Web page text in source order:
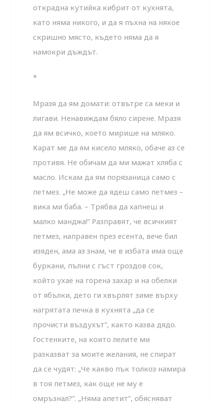
открадна кутийка кибрит от кухнята,
като няма никого, и да я пъхна на някое
скришно място, където няма да я
намокри дъждът.
*
Мразя да ям домати: отвътре са меки и
лигави. Ненавиждам бяло сирене. Мразя
да ям всичко, което мирише на мляко.
Карат ме да ям кисело мляко, обаче аз се
противя. Не обичам да ми мажат хляба с
масло. Искам да ям порязаница само с
петмез. „Не може да ядеш само петмез –
вика ми баба. – Трябва да хапнеш и
малко манджа!” Разправят, че всичкият
петмез, направен през есента, вече бил
изяден, ама аз знам, че в избата има още
буркани, пълни с гъст гроздов сок,
който ухае на горена захар и на обелки
от ябълки, дето ги хвърлят зиме върху
нагрятата печка в кухнята „да се
прочисти въздухът”, както казва дядо.
Гостенките, на които лелите ми
разказват за моите желания, не спират
да се чудят: „Че какво пък толкоз намира
в тоя петмез, как още не му е
омръзнал?”. „Няма апетит”, обясняват